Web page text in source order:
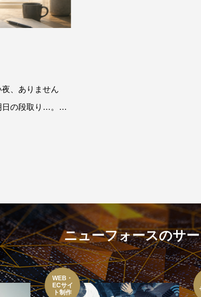
、ありません
日の段取り…。5
当の理由と、今
ニューフォースのサ
WEB・
ECサイ
ト制作